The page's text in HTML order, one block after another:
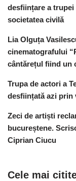
desființare a
societatea civilă
Lia Olguța
cinematografului
cântărețul fiind un
Trupa de actori a
desființată azi
Zeci de artiști
bucureștene.
Ciprian Ciucu
Cele mai